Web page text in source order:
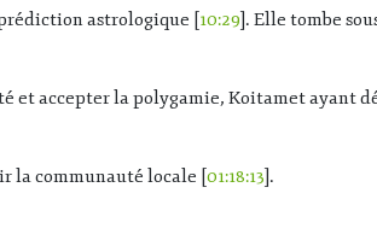
astrologique [10:29]. Elle tombe
et accepter la polygamie, Koitamet ayant
la communauté locale [01:18:13].